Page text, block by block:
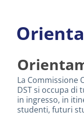
La Commissione
DST si occupa
in ingresso, in
studenti, futuri